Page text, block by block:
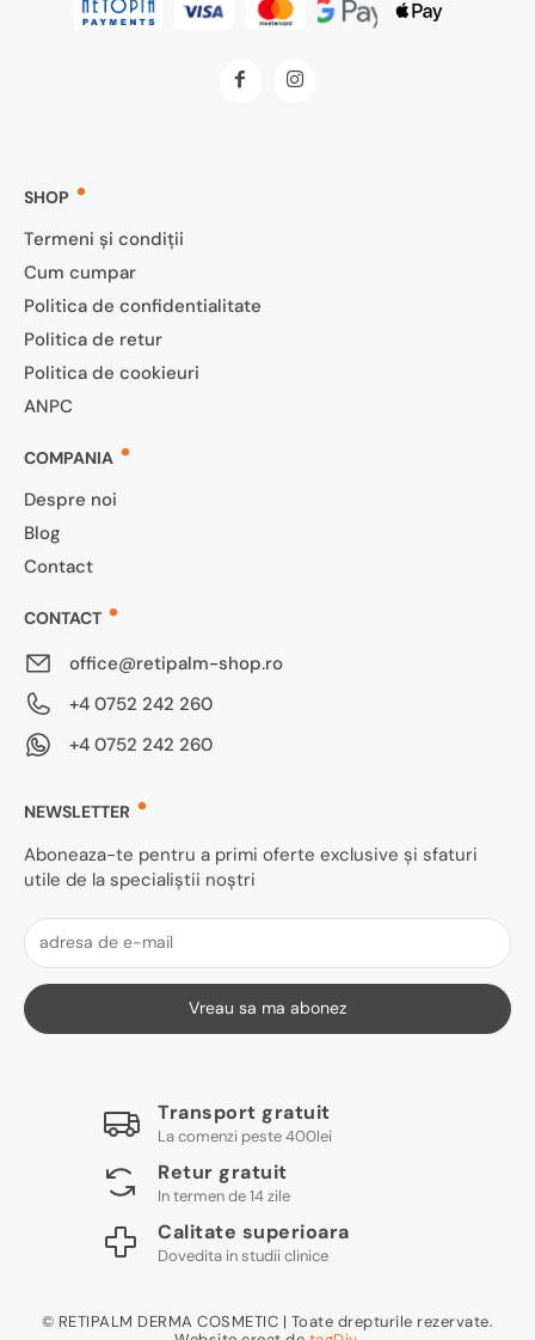
SHOP
Termeni și condiții
Cum cumpar
Politica de confidentialitate
Politica de retur
Politica de cookieuri
ANPC
COMPANIA
Despre noi
Blog
Contact
CONTACT
office@retipalm-shop.ro
+4 0752 242 260
+4 0752 242 260
NEWSLETTER
Aboneaza-te pentru a primi oferte exclusive și sfaturi
utile de la specialiștii noștri
Vreau sa ma abonez
Transport gratuit
La comenzi peste 400lei
Retur gratuit
In termen de 14 zile
Calitate superioara
Dovedita in studii clinice
© RETIPALM DERMA COSMETIC | Toate drepturile rezervate.